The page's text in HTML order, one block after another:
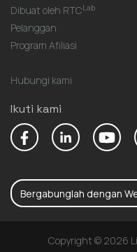
Dibuat oleh RTCLab
Pelanggan
Program Afiliasi
Hubungi kami
Ikuti kami
Bergabunglah dengan
Copyright © 2026